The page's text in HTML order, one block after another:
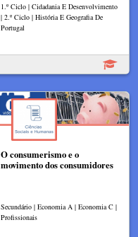
1.º Ciclo | Cidadania E Desenvolvimento
| 2.º Ciclo | História E Geografia De
Portugal
O consumerismo e o
movimento dos consumidores
Secundário | Economia A | Economia C |
Profissionais